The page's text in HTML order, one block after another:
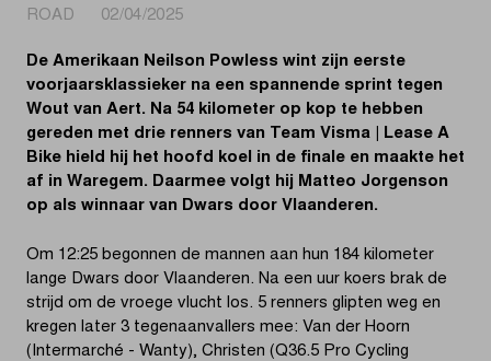
ROAD 02/04/2025
De Amerikaan Neilson Powless wint zijn eerste
voorjaarsklassieker na een spannende sprint tegen
Wout van Aert. Na 54 kilometer op kop te hebben
gereden met drie renners van Team Visma | Lease A
Bike hield hij het hoofd koel in de finale en maakte het
af in Waregem. Daarmee volgt hij Matteo Jorgenson
op als winnaar van Dwars door Vlaanderen.
Om 12:25 begonnen de mannen aan hun 184 kilometer
lange Dwars door Vlaanderen. Na een uur koers brak de
strijd om de vroege vlucht los. 5 renners glipten weg en
kregen later 3 tegenaanvallers mee: Van der Hoorn
(Intermarché - Wanty), Christen (Q36.5 Pro Cycling